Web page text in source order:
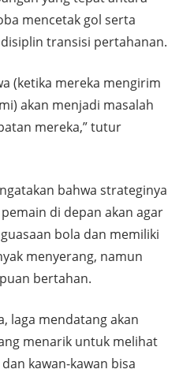
mencetak gol serta
transisi pertahanan.
(ketika mereka mengirim
akan menjadi masalah
mereka,” tutur
bahwa strateginya
di depan akan agar
bola dan memiliki
menyerang, namun
bertahan.
laga mendatang akan
menarik untuk melihat
kawan-kawan bisa